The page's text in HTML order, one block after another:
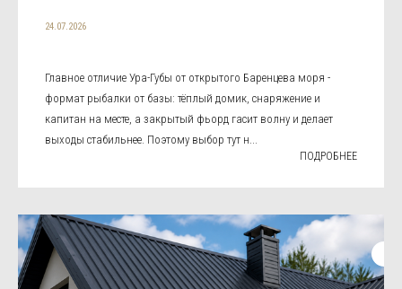
24.07.2026
Главное отличие Ура-Губы от открытого Баренцева моря -
формат рыбалки от базы: тёплый домик, снаряжение и
капитан на месте, а закрытый фьорд гасит волну и делает
выходы стабильнее. Поэтому выбор тут н...
ПОДРОБНЕЕ